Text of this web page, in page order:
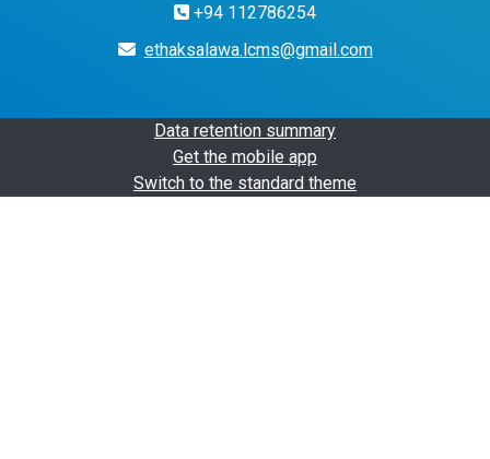
+94 112786254
ethaksalawa.lcms@gmail.com
Data retention summary
Get the mobile app
Switch to the standard theme